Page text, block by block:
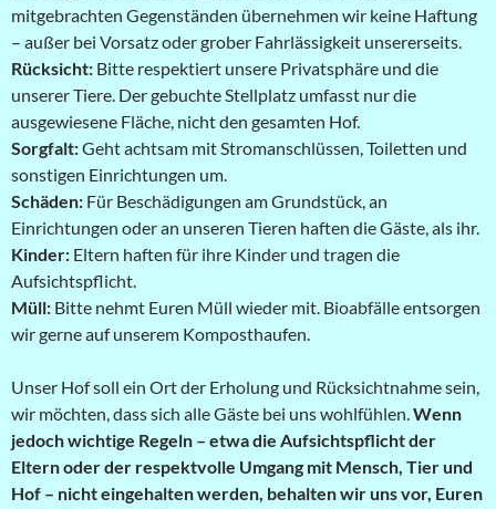
mitgebrachten Gegenständen übernehmen wir keine Haftung
– außer bei Vorsatz oder grober Fahrlässigkeit unsererseits.
Rücksicht: Bitte respektiert unsere Privatsphäre und die
unserer Tiere. Der gebuchte Stellplatz umfasst nur die
ausgewiesene Fläche, nicht den gesamten Hof.
Sorgfalt:Geht achtsam mit Stromanschlüssen, Toiletten und
sonstigen Einrichtungen um.
Schäden: Für Beschädigungen am Grundstück, an
Einrichtungen oder an unseren Tieren haften die Gäste, als ihr.
Kinder: Eltern haften für ihre Kinder und tragen die
Aufsichtspflicht.
Müll: Bitte nehmt Euren Müll wieder mit. Bioabfälle entsorgen
wir gerne auf unserem Komposthaufen.
Unser Hof soll ein Ort der Erholung und Rücksichtnahme sein,
wir möchten, dass sich alle Gäste bei uns wohlfühlen. Wenn
jedoch wichtige Regeln – etwa die Aufsichtspflicht der
Eltern oder der respektvolle Umgang mit Mensch, Tier und
Hof – nicht eingehalten werden, behalten wir uns vor, Euren